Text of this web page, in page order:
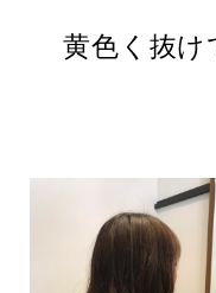
黄色く抜け